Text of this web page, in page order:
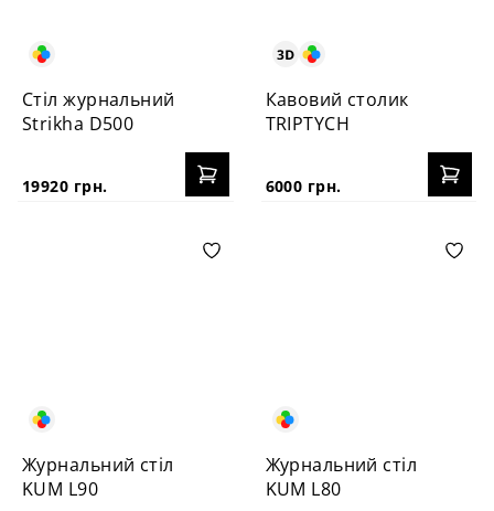
Стіл журнальний
Strikha D500
19920 грн.
Кавовий столик
TRIPTYCH
6000 грн.
Журнальний стіл
KUM L90
Журнальний стіл
KUM L80